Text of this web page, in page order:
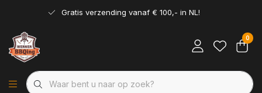
Gratis verzending vanaf € 100,- in NL!
0